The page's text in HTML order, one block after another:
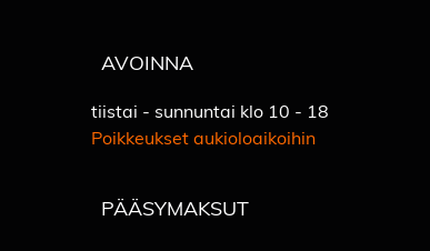
AVOINNA
tiistai - sunnuntai klo 10 - 18
Poikkeukset aukioloaikoihin
PÄÄSYMAKSUT